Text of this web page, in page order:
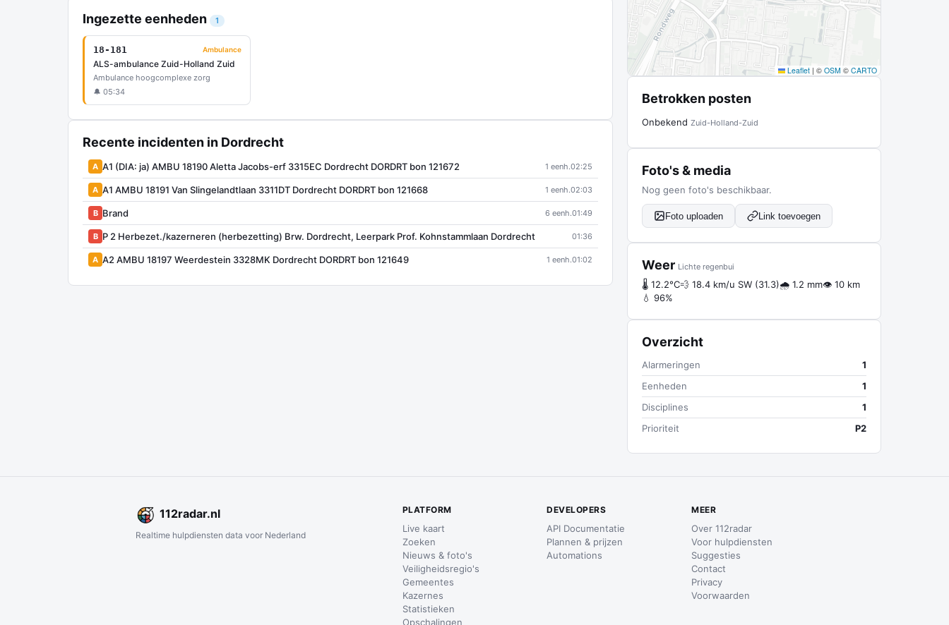
Ingezette eenheden 1
18-181 Ambulance
ALS-ambulance Zuid-Holland Zuid
Ambulance hoogcomplexe zorg
🔔 05:34
Recente incidenten in Dordrecht
A A1 (DIA: ja) AMBU 18190 Aletta Jacobs-erf 3315EC Dordrecht DORDRT bon 121672 1 eenh.02:25
A A1 AMBU 18191 Van Slingelandtlaan 3311DT Dordrecht DORDRT bon 121668 1 eenh.02:03
B Brand 6 eenh.01:49
B P 2 Herbezet./kazerneren (herbezetting) Brw. Dordrecht, Leerpark Prof. Kohnstammlaan Dordrecht 01:36
A A2 AMBU 18197 Weerdestein 3328MK Dordrecht DORDRT bon 121649 1 eenh.01:02
Leaflet | © OSM © CARTO
Betrokken posten
Onbekend Zuid-Holland-Zuid
Foto's & media
Nog geen foto's beschikbaar.
Foto uploaden Link toevoegen
Weer Lichte regenbui
🌡 12.2°C💨 18.4 km/u SW (31.3)🌧 1.2 mm👁 10 km
💧 96%
Overzicht
Alarmeringen
1
Eenheden
1
Disciplines
1
Prioriteit
P2
112radar.nl
Realtime hulpdiensten data voor Nederland
PLATFORM
Live kaart
Zoeken
Nieuws & foto's
Veiligheidsregio's
Gemeentes
Kazernes
Statistieken
Opschalingen
DEVELOPERS
API Documentatie
Plannen & prijzen
Automations
MEER
Over 112radar
Voor hulpdiensten
Suggesties
Contact
Privacy
Voorwaarden